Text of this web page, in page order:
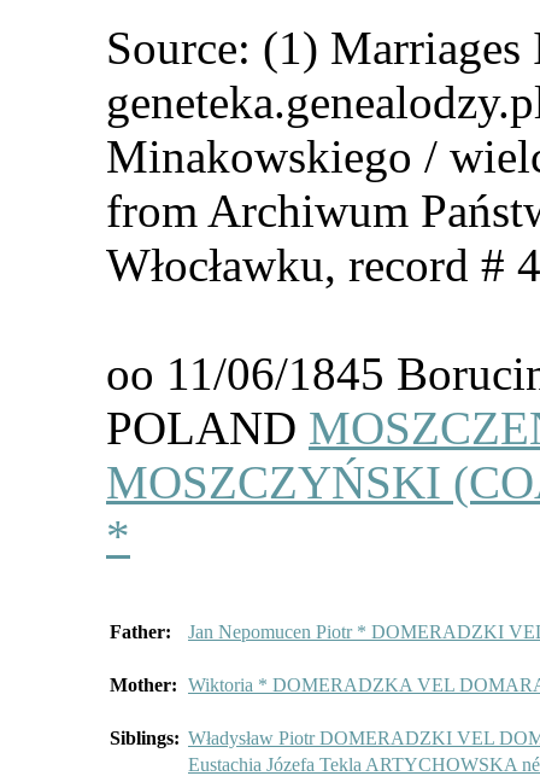
Source: (1) Marriages
Minakowskiego /
from Archiwum
Włocławku, record #
oo 11/06/1845
POLAND
MOSZCZYŃSKI
*
Father: Jan Nepomucen Piotr * DOMERADZKI
Mother: Wiktoria * DOMERADZKA VEL
Siblings: Władysław Piotr DOMERADZKI VEL
Eustachia Józefa Tekla